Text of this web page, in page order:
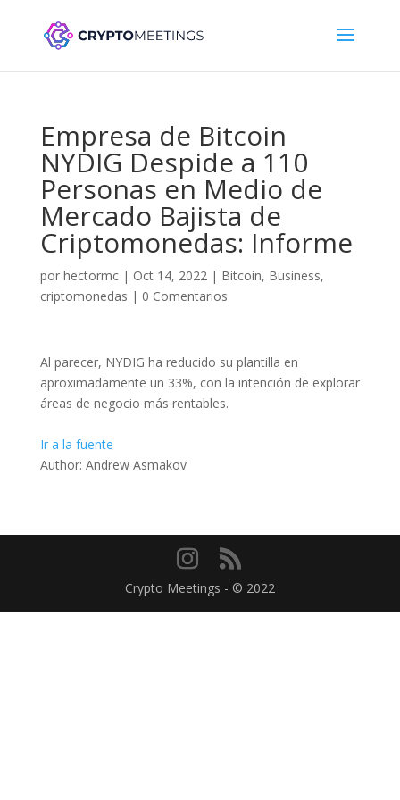
Empresa de Bitcoin
NYDIG Despide a 110
Personas en Medio de
Mercado Bajista de
Criptomonedas: Informe
por hectormc| Oct 14, 2022| Bitcoin, Business,
criptomonedas | 0 Comentarios
Al parecer, NYDIG ha reducido su plantilla en
aproximadamente un 33%, con la intención de explorar
áreas de negocio más rentables.
Ir a la fuente
Author: Andrew Asmakov
Crypto Meetings - © 2022